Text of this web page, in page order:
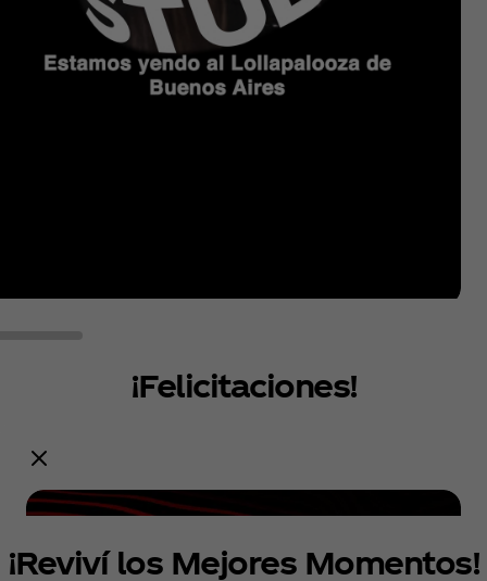
¡Felicitaciones!
Ganadores del M&G
¡Reviví los Mejores Momentos!